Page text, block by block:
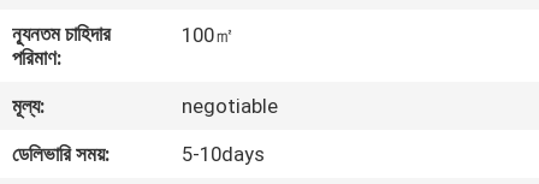
কারখানা
ভ্রমণ
মান
ন্যূনতম চাহিদার
পরিমাণ:
100㎡
মূল্য:
negotiable
ডেলিভারি সময়:
5-10days